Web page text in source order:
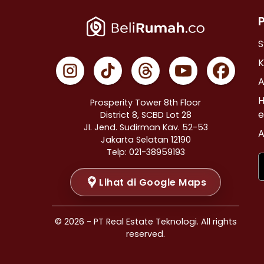
Properti Dijual di Johar Baru >
Properti Dijual di Menteng >
Properti Dijual di Tanah Abang >
Properti Dijual di Kramat >
Properti Dijual di Bendungan Hilir >
Properti Dijual di Jakarta Selatan >
Properti Dijual di Cilandak >
Properti Dijual di Gandaria Selatan >
Properti Dijual di Cipete Selatan >
Properti Dijual di Lenteng Agung >
Properti Dijual di Pondok Pinang >
Properti Dijual di Kebayoran Baru >
Properti Dijual di Mampang Prapatan >
Prosperity Tower 8th Floor
District 8, SCBD Lot 28
JI. Jend. Sudirman Kav. 52-53
Jakarta Selatan 12190
Telp: 021-38959193
Lihat di Google Maps
© 2026 - PT Real Estate Teknologi. All rights
reserved.